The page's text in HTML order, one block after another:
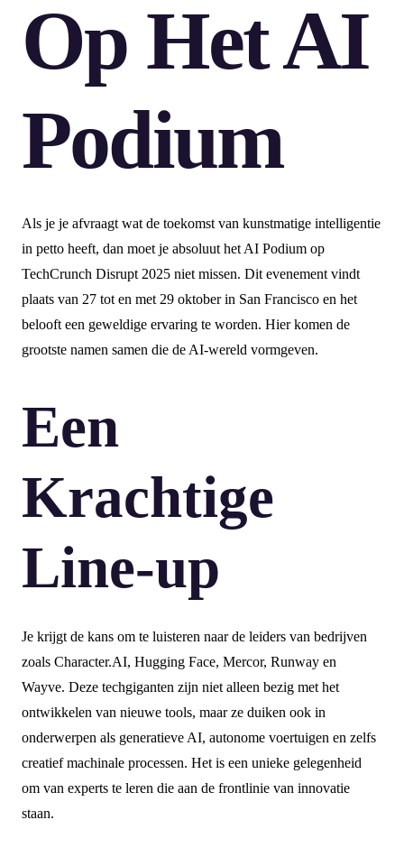
Op Het AI
Podium
Als je je afvraagt wat de toekomst van kunstmatige intelligentie
in petto heeft, dan moet je absoluut het AI Podium op
TechCrunch Disrupt 2025 niet missen. Dit evenement vindt
plaats van 27 tot en met 29 oktober in San Francisco en het
belooft een geweldige ervaring te worden. Hier komen de
grootste namen samen die de AI-wereld vormgeven.
Een
Krachtige
Line-up
Je krijgt de kans om te luisteren naar de leiders van bedrijven
zoals Character.AI, Hugging Face, Mercor, Runway en
Wayve. Deze techgiganten zijn niet alleen bezig met het
ontwikkelen van nieuwe tools, maar ze duiken ook in
onderwerpen als generatieve AI, autonome voertuigen en zelfs
creatief machinale processen. Het is een unieke gelegenheid
om van experts te leren die aan de frontlinie van innovatie
staan.